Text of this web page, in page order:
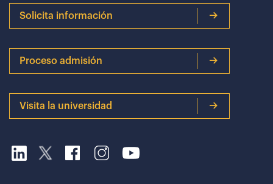
Solicita información
Proceso admisión
Visita la universidad